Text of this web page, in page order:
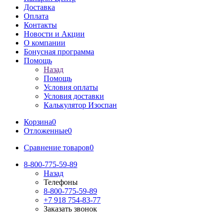
Доставка
Оплата
Контакты
Новости и Акции
О компании
Бонусная программа
Помощь
Назад
Помощь
Условия оплаты
Условия доставки
Калькулятор Изоспан
Корзина0
Отложенные0
Сравнение товаров0
8-800-775-59-89
Назад
Телефоны
8-800-775-59-89
+7 918 754-83-77
Заказать звонок